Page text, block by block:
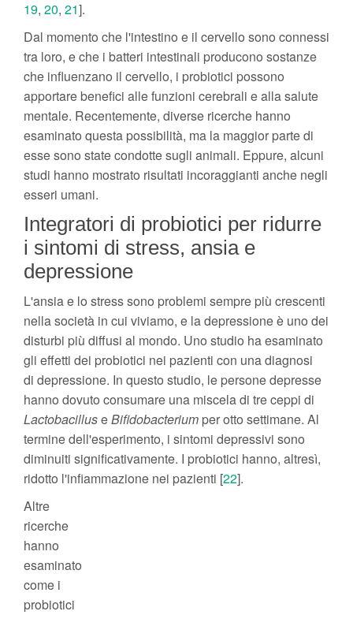
19, 20, 21].
Dal momento che l'intestino e il cervello sono connessi
tra loro, e che i batteri intestinali producono sostanze
che influenzano il cervello, i probiotici possono
apportare benefici alle funzioni cerebrali e alla salute
mentale. Recentemente, diverse ricerche hanno
esaminato questa possibilità, ma la maggior parte di
esse sono state condotte sugli animali. Eppure, alcuni
studi hanno mostrato risultati incoraggianti anche negli
esseri umani.
Integratori di probiotici per ridurre
i sintomi di stress, ansia e
depressione
L'ansia e lo stress sono problemi sempre più crescenti
nella società in cui viviamo, e la depressione è uno dei
disturbi più diffusi al mondo. Uno studio ha esaminato
gli effetti dei probiotici nei pazienti con una diagnosi
di depressione. In questo studio, le persone depresse
hanno dovuto consumare una miscela di tre ceppi di
LactobacilluseBifidobacterium per otto settimane. Al
termine dell'esperimento, i sintomi depressivi sono
diminuiti significativamente. I probiotici hanno, altresì,
ridotto l'infiammazione nei pazienti [22].
Altre
ricerche
hanno
esaminato
come i
probiotici